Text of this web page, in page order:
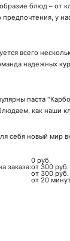
блюд – от
у
всего
надежных
паста
как наши
себя новый мир
0 руб.
заказа:от 300 руб.
от 300
от 20